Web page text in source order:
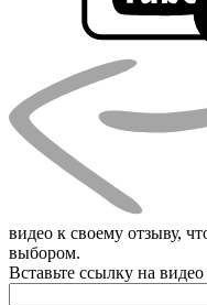
видео к своему отзыву,
выбором.
Вставьте ссылку на